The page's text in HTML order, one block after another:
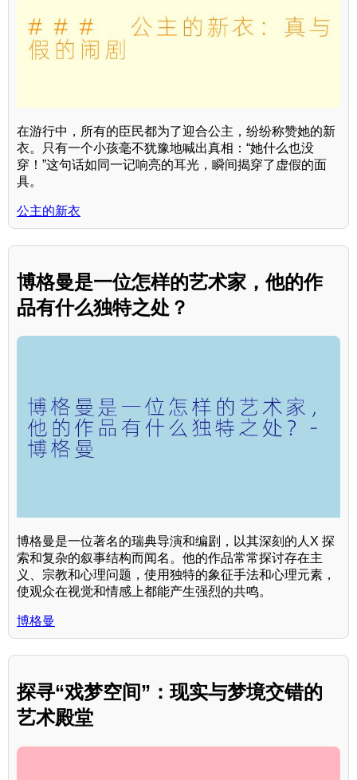
在游行中，所有的臣民都为了迎合公主，纷纷称赞她的新
衣。只有一个小孩毫不犹豫地喊出真相：“她什么也没
穿！”这句话如同一记响亮的耳光，瞬间揭穿了虚假的面
具。
公主的新衣
博格曼是一位怎样的艺术家，他的作
品有什么独特之处？
博格曼是一位著名的瑞典导演和编剧，以其深刻的人X 探
索和复杂的叙事结构而闻名。他的作品常常探讨存在主
义、宗教和心理问题，使用独特的象征手法和心理元素，
使观众在视觉和情感上都能产生强烈的共鸣。
博格曼
探寻“戏梦空间”：现实与梦境交错的
艺术殿堂